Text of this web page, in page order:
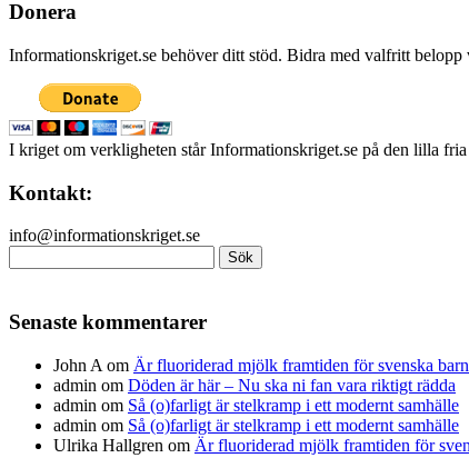
Donera
Informationskriget.se behöver ditt stöd. Bidra med valfritt
I kriget om verkligheten står Informationskriget.se på den lilla
Kontakt:
info@informationskriget.se
efter:
Senaste kommentarer
John A om Är fluoriderad mjölk framtiden för svenska
admin om Döden är här – Nu ska ni fan vara riktigt rädda
admin om Så (o)farligt är stelkramp i ett modernt samhälle
admin om Så (o)farligt är stelkramp i ett modernt samhälle
Ulrika Hallgren om Är fluoriderad mjölk framtiden för